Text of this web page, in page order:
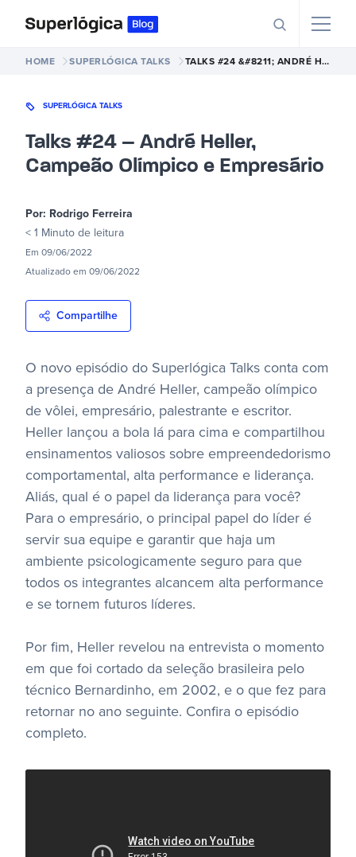
HOME SUPERLÓGICA TALKS TALKS #24 &#8211; ANDRÉ HELLER, CAMPEÃO OLÍMPICO E EMPRESÁRIO
SUPERLÓGICA TALKS
Talks #24 – André Heller,
Campeão Olímpico e Empresário
Por: Rodrigo Ferreira
< 1 Minuto de leitura
Em 09/06/2022
Atualizado em 09/06/2022
Compartilhe
O novo episódio do Superlógica Talks conta com
a presença de André Heller, campeão olímpico
de vôlei, empresário, palestrante e escritor.
Heller lançou a bola lá para cima e compartilhou
ensinamentos valiosos sobre empreendedorismo
comportamental, alta performance e liderança.
Aliás, qual é o papel da liderança para você?
Para o empresário, o principal papel do líder é
servir sua equipe e garantir que haja um
ambiente psicologicamente seguro para que
todos os integrantes alcancem alta performance
e se tornem futuros líderes.
Por fim, Heller revelou na entrevista o momento
em que foi cortado da seleção brasileira pelo
técnico Bernardinho, em 2002, e o que fez para
retornar no ano seguinte. Confira o episódio
completo.